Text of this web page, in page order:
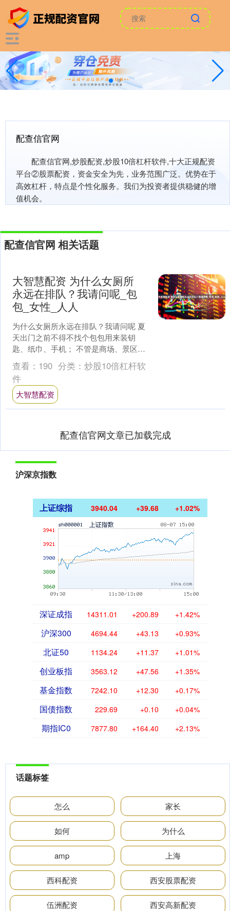
配查信官网
配查信官网,炒股配资,炒股10倍杠杆软件,十大正规配资
平台②股票配资，资金安全为先，业务范围广泛。优势在于
高效杠杆，特点是个性化服务。我们为投资者提供稳健的增
值机会。
配查信官网 相关话题
大智慧配资 为什么女厕所
永远在排队？我请问呢_包
包_女性_人人
为什么女厕所永远在排队？我请问呢 夏
天出门之前不得不找个包包用来装钥
匙、纸巾、手机； 不管是商场、景区还
是学校，女厕门口总是人人人人人人；
炒菜时总感觉锅具拿不....
查看： 190 分类： 炒股10倍杠杆软
件
大智慧配资
配查信官网文章已加载完成
沪深京指数
上证综指 3940.04 +39.68 +1.02%
深证成指 14311.01 +200.89 +1.42%
沪深300 4694.44 +43.13 +0.93%
北证50 1134.24 +11.37 +1.01%
创业板指 3563.12 +47.56 +1.35%
基金指数 7242.10 +12.30 +0.17%
国债指数 229.69 +0.10 +0.04%
期指IC0 7877.80 +164.40 +2.13%
话题标签
怎么 家长
如何 为什么
amp 上海
西科配资 西安股票配资
伍洲配资 西安高新配资